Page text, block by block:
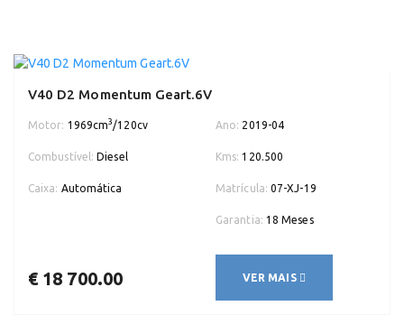
V40 D2 Momentum Geart.6V
Motor: 1969cm3/120cv Ano: 2019-04
Combustível: Diesel Kms: 120.500
Caixa: Automática Matrícula: 07-XJ-19
Garantia: 18 Meses
€ 18 700.00 VER MAIS